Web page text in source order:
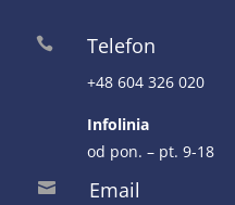
 Telefon
+48 604 326 020
Infolinia
od pon. – pt. 9-18
 Email